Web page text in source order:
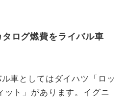
ログ燃費をライバル車
車としてはダイハツ「ロッ
ット」があります。イグニ